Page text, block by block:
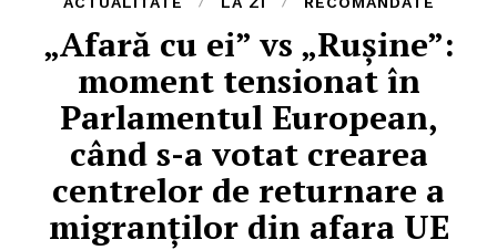
„Afară cu ei” vs „Rușine”:
moment tensionat în
Parlamentul European,
când s-a votat crearea
centrelor de returnare a
migranților din afara UE